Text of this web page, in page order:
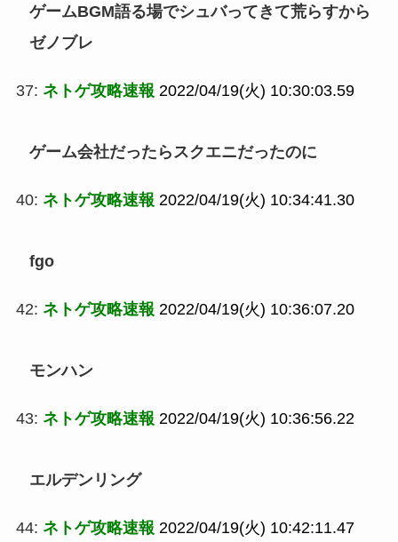
ゲームBGM語る場でシュバってきて荒らすから
ゼノブレ
37: ネトゲ攻略速報 2022/04/19(火) 10:30:03.59
ゲーム会社だったらスクエニだったのに
40: ネトゲ攻略速報 2022/04/19(火) 10:34:41.30
fgo
42: ネトゲ攻略速報 2022/04/19(火) 10:36:07.20
モンハン
43: ネトゲ攻略速報 2022/04/19(火) 10:36:56.22
エルデンリング
44: ネトゲ攻略速報 2022/04/19(火) 10:42:11.47